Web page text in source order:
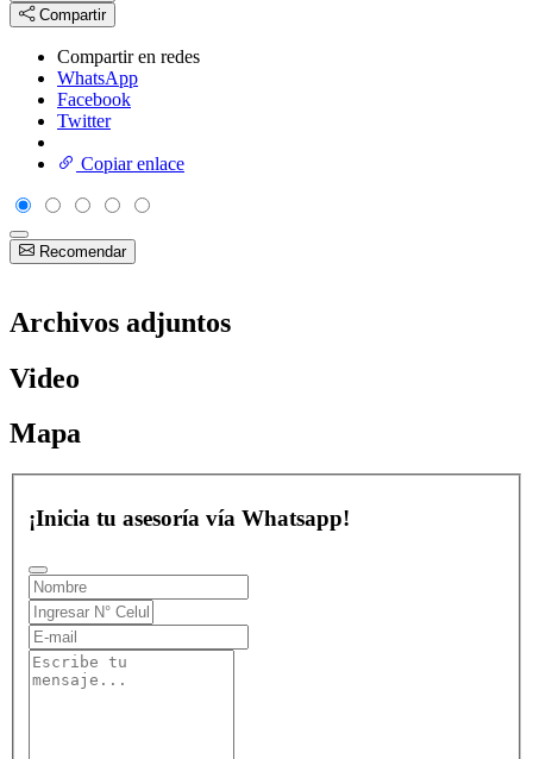
Compartir
Compartir en redes
WhatsApp
Facebook
Twitter
Copiar enlace
Recomendar
Archivos adjuntos
Video
Mapa
¡Inicia tu asesoría vía Whatsapp!